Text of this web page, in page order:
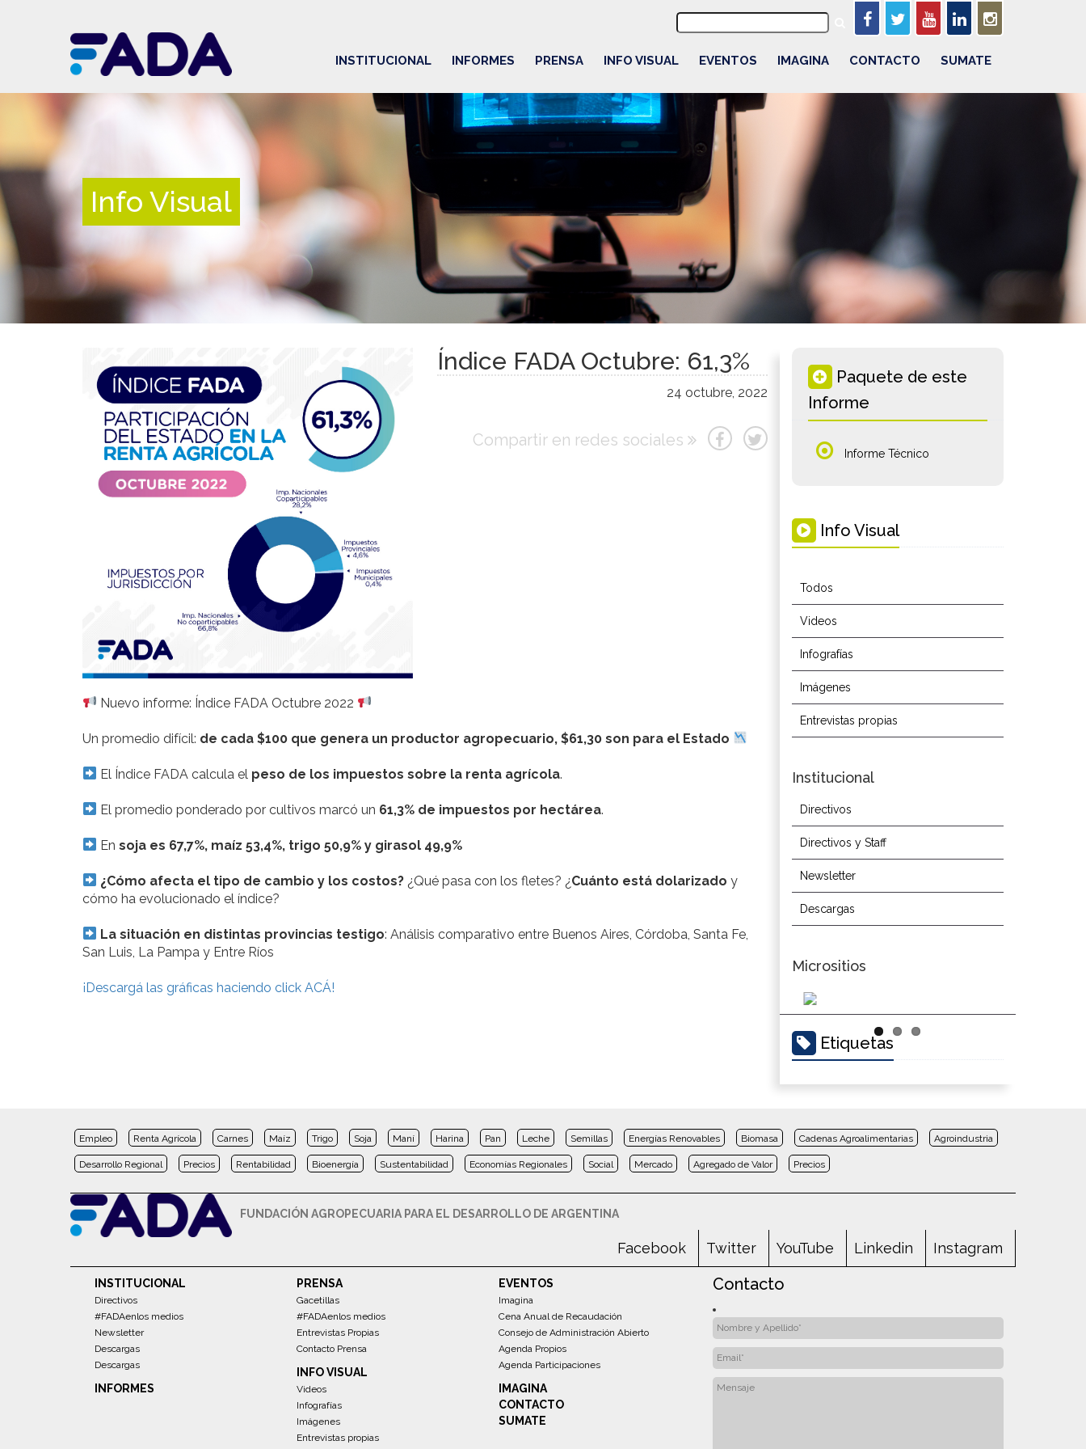
Buscar:
INSTITUCIONAL INFORMES PRENSA INFO VISUAL EVENTOS IMAGINA CONTACTO SUMATE
Info Visual
Índice FADA Octubre: 61,3%
24 octubre, 2022
Compartir en redes sociales
Nuevo informe: Índice FADA Octubre 2022
Un promedio difícil: de cada $100 que genera un productor agropecuario, $61,30 son para el Estado
El Índice FADA calcula el peso de los impuestos sobre la renta agrícola.
El promedio ponderado por cultivos marcó un 61,3% de impuestos por hectárea.
Ensoja es 67,7%, maíz 53,4%, trigo 50,9% y girasol 49,9%
¿Cómo afecta el tipo de cambio y los costos? ¿Qué pasa con los fletes? ¿Cuánto está dolarizado y
cómo ha evolucionado el índice?
La situación en distintas provincias testigo: Análisis comparativo entre Buenos Aires, Córdoba, Santa Fe,
San Luis, La Pampa y Entre Ríos
¡Descargá las gráficas haciendo click ACÁ!
Paquete de este
Informe
Informe Técnico
Info Visual
Todos
Videos
Infografías
Imágenes
Entrevistas propias
Institucional
Directivos
Directivos y Staff
Newsletter
Descargas
Micrositios
Etiquetas
Empleo Renta Agrícola Carnes Maíz Trigo Soja Maní Harina Pan Leche Semillas Energías Renovables Biomasa Cadenas Agroalimentarias Agroindustria
Desarrollo Regional Precios Rentabilidad Bioenergía Sustentabilidad Economías Regionales Social Mercado Agregado de Valor Precios
FUNDACIÓN AGROPECUARIA PARA EL DESARROLLO DE ARGENTINA
Facebook Twitter YouTube Linkedin Instagram
INSTITUCIONAL
Directivos
#FADAenlos medios
Newsletter
Descargas
Descargas
INFORMES
PRENSA
Gacetillas
#FADAenlos medios
Entrevistas Propias
Contacto Prensa
INFO VISUAL
Videos
Infografías
Imágenes
Entrevistas propias
EVENTOS
Imagina
Cena Anual de Recaudación
Consejo de Administración Abierto
Agenda Propios
Agenda Participaciones
IMAGINA
CONTACTO
SUMATE
Contacto